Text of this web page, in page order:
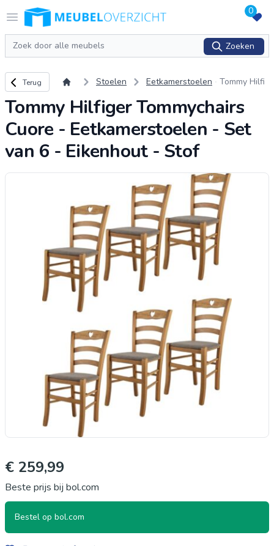
Open menu
Logo Meubeloverzicht.nl 0
Zoeken
Zoeken
Terug naar overzicht
Terug Stoelen Eetkamerstoelen
Tommy Hilfi
hairs Cuore
toelen - Set
Tommy Hilfiger Tommychairs
Cuore - Eetkamerstoelen - Set
van 6 - Eikenhout - Stof
€ 259,99
Beste prijs bij bol.com
Bestel op bol.com